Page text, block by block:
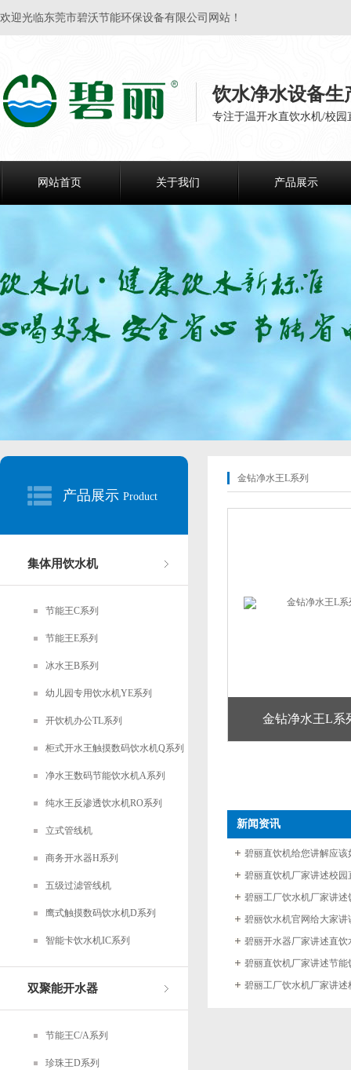
欢迎光临东莞市碧沃节能环保设备有限公司网站！
饮水净水设备生
专注于温开水直饮水机/校
网站首页 关于我们 产品展示
产品展示 Product
集体用饮水机
节能王C系列
节能王E系列
冰水王B系列
幼儿园专用饮水机YE系列
开饮机办公TL系列
柜式开水王触摸数码饮水机Q系列
净水王数码节能饮水机A系列
纯水王反渗透饮水机RO系列
立式管线机
商务开水器H系列
五级过滤管线机
鹰式触摸数码饮水机D系列
智能卡饮水机IC系列
双聚能开水器
节能王C/A系列
珍珠王D系列
金钻净水王L系列
金钻净水王L系
新闻资讯